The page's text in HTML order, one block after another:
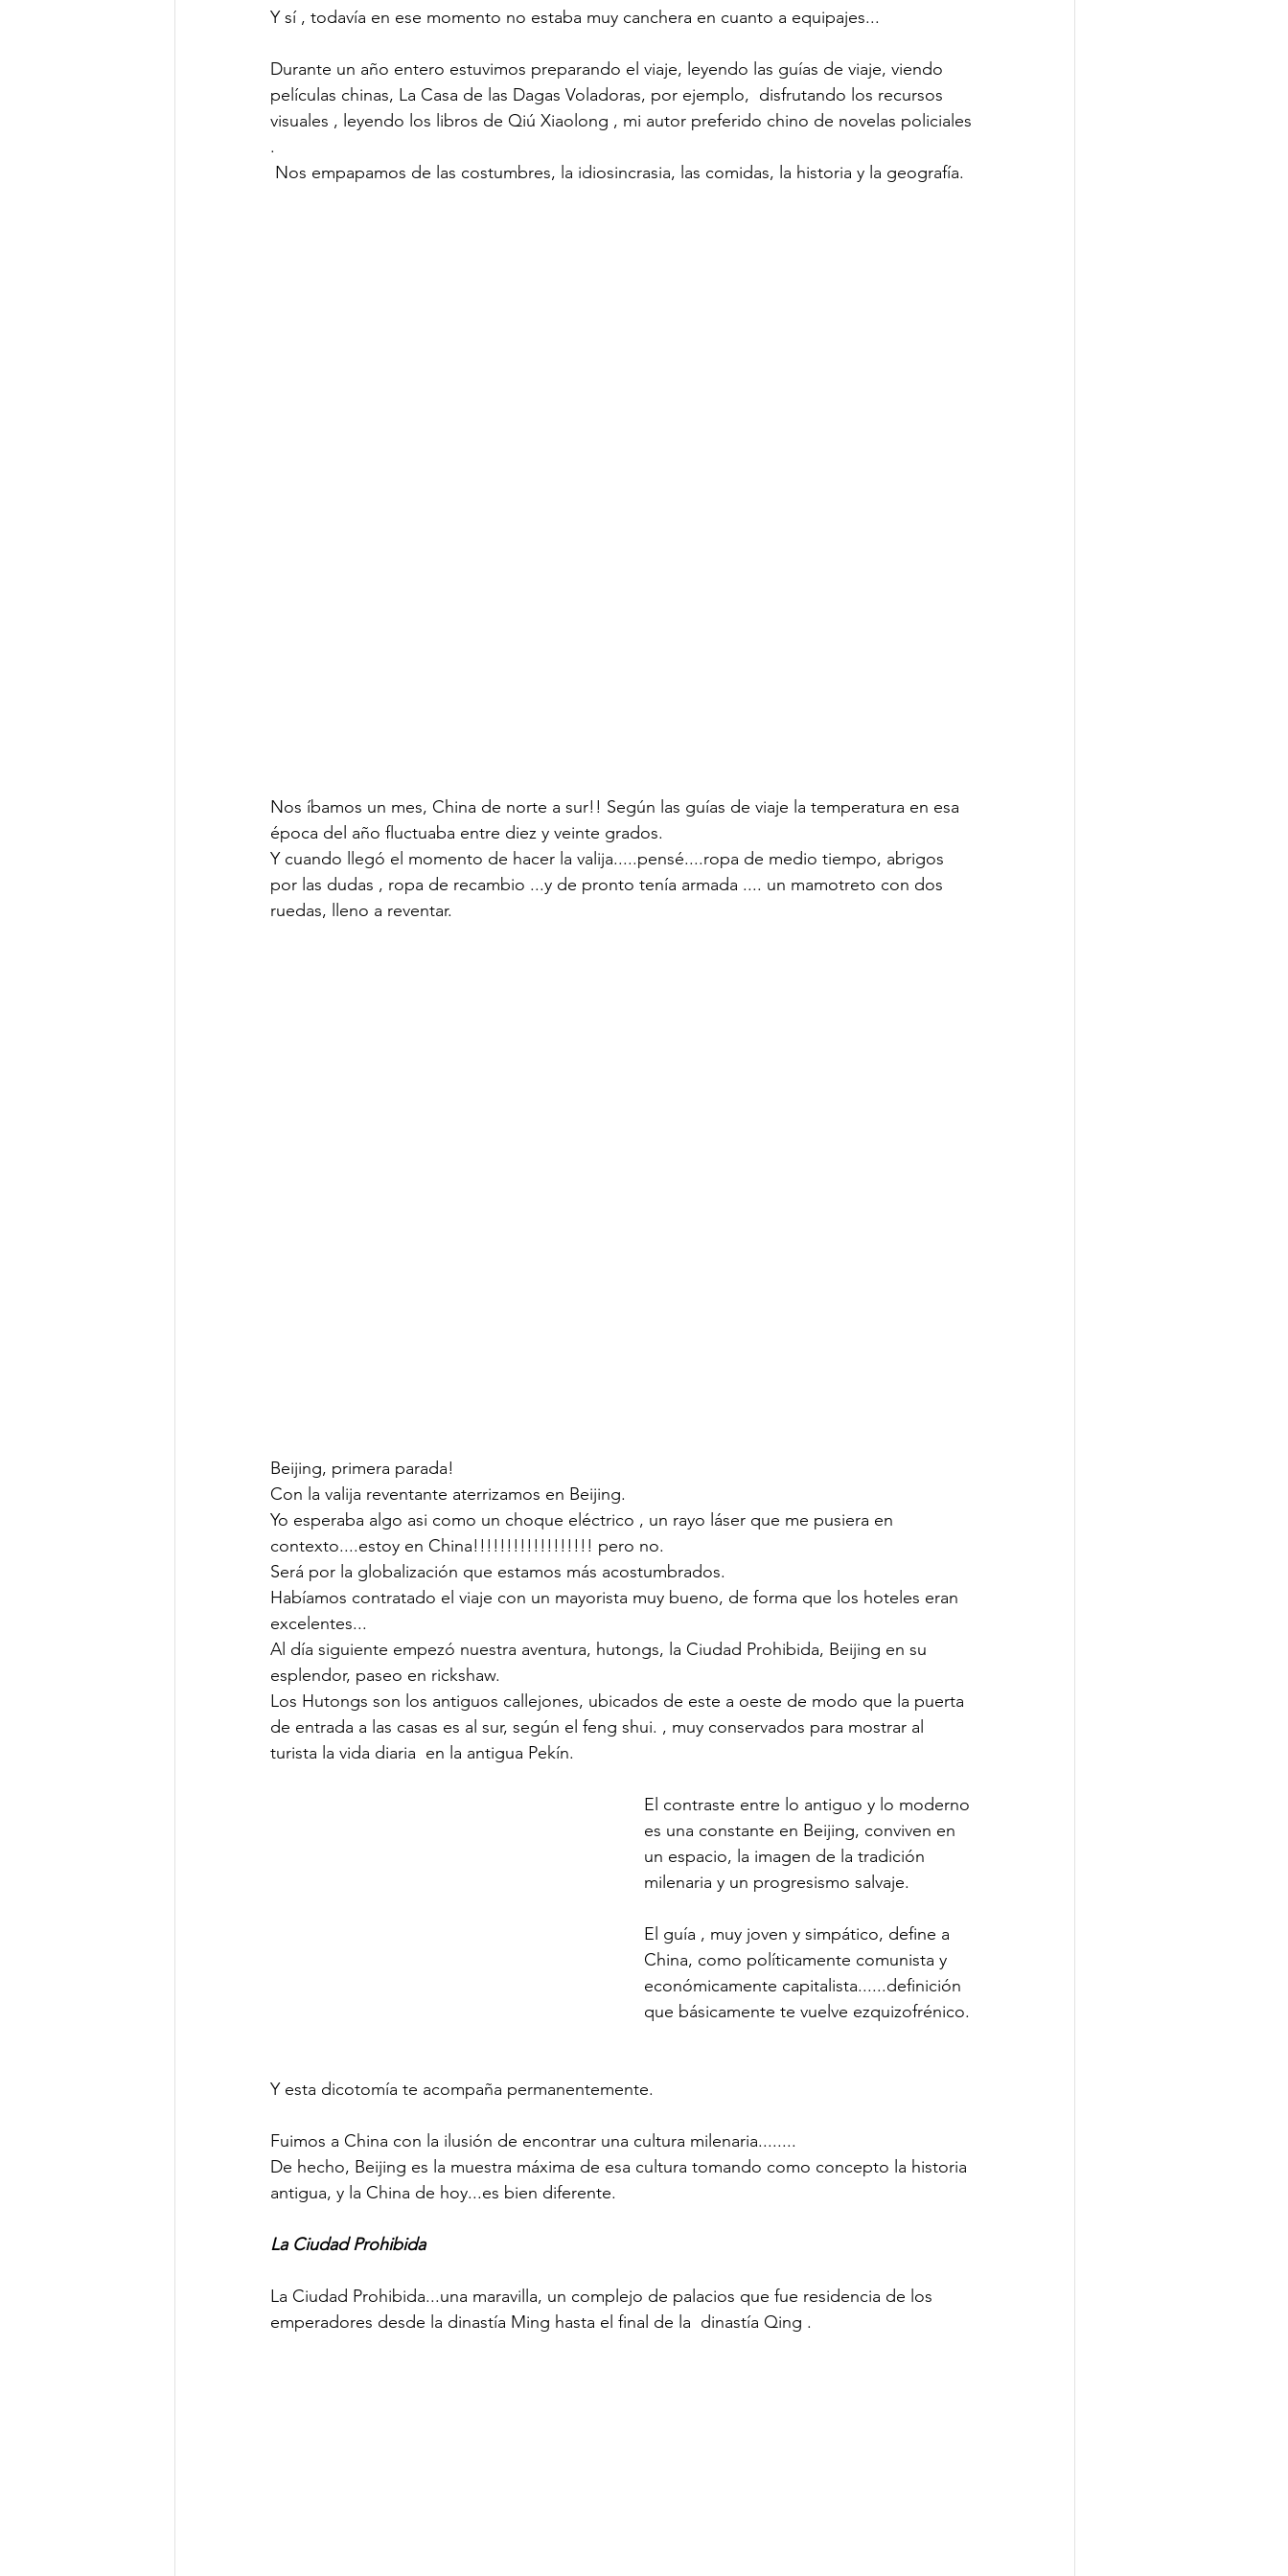
Y sí , todavía en ese momento no estaba muy canchera en cuanto a equipajes...
Durante un año entero estuvimos preparando el viaje, leyendo las guías de viaje, viendo
películas chinas, La Casa de las Dagas Voladoras, por ejemplo,  disfrutando los recursos
visuales , leyendo los libros de Qiú Xiaolong , mi autor preferido chino de novelas policiales
.
Nos empapamos de las costumbres, la idiosincrasia, las comidas, la historia y la geografía.
Nos íbamos un mes, China de norte a sur!! Según las guías de viaje la temperatura en esa
época del año fluctuaba entre diez y veinte grados.
Y cuando llegó el momento de hacer la valija.....pensé....ropa de medio tiempo, abrigos
por las dudas , ropa de recambio ...y de pronto tenía armada .... un mamotreto con dos
ruedas, lleno a reventar.
Beijing, primera parada!
Con la valija reventante aterrizamos en Beijing.
Yo esperaba algo asi como un choque eléctrico , un rayo láser que me pusiera en
contexto....estoy en China!!!!!!!!!!!!!!!!!! pero no.
Será por la globalización que estamos más acostumbrados.
Habíamos contratado el viaje con un mayorista muy bueno, de forma que los hoteles eran
excelentes...
Al día siguiente empezó nuestra aventura, hutongs, la Ciudad Prohibida, Beijing en su
esplendor, paseo en rickshaw.
Los Hutongs son los antiguos callejones, ubicados de este a oeste de modo que la puerta
de entrada a las casas es al sur, según el feng shui. , muy conservados para mostrar al
turista la vida diaria  en la antigua Pekín.
El contraste entre lo antiguo y lo moderno
es una constante en Beijing, conviven en
un espacio, la imagen de la tradición
milenaria y un progresismo salvaje.
El guía , muy joven y simpático, define a
China, como políticamente comunista y
económicamente capitalista......definición
que básicamente te vuelve ezquizofrénico.
Y esta dicotomía te acompaña permanentemente.
Fuimos a China con la ilusión de encontrar una cultura milenaria........
De hecho, Beijing es la muestra máxima de esa cultura tomando como concepto la historia
antigua, y la China de hoy...es bien diferente.
La Ciudad Prohibida
La Ciudad Prohibida...una maravilla, un complejo de palacios que fue residencia de los
emperadores desde la dinastía Ming hasta el final de la  dinastía Qing .